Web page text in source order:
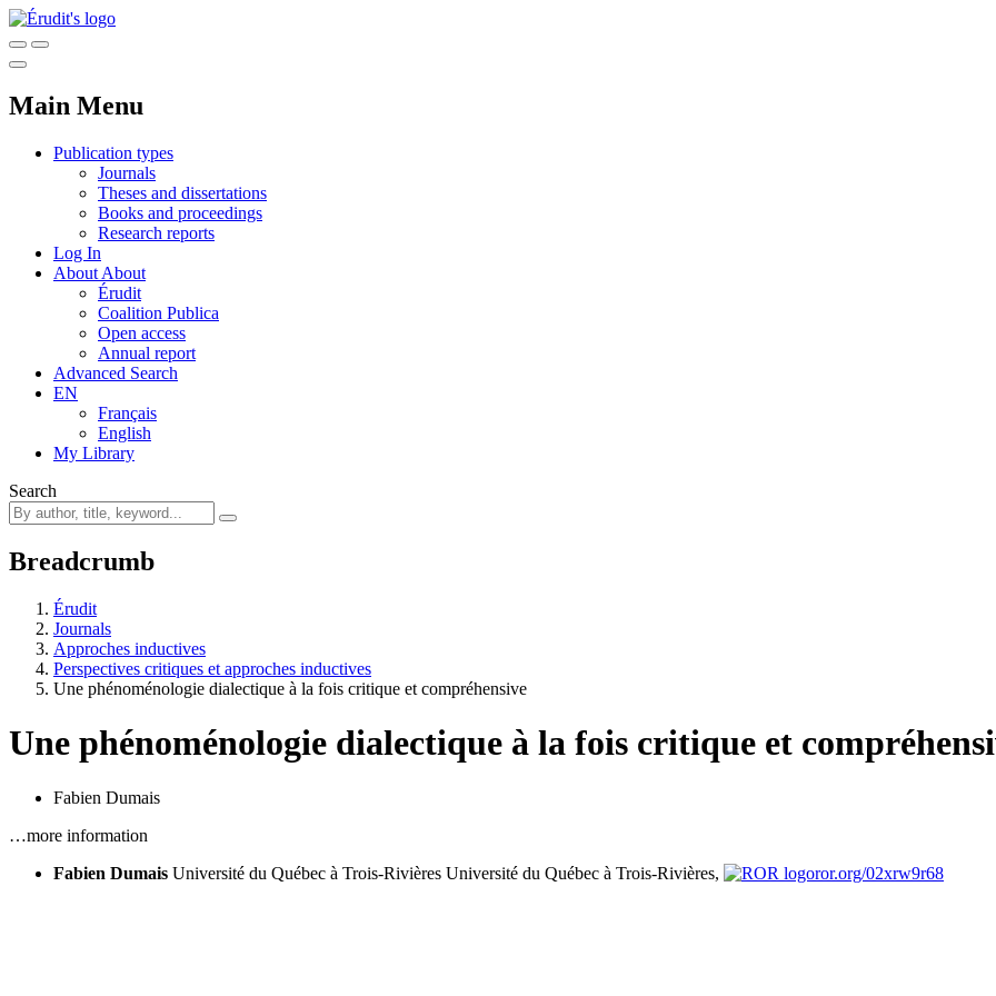
Main Menu
Publication types
Journals
Theses and dissertations
Books and proceedings
Research reports
Log In
About About
Érudit
Coalition Publica
Open access
Annual report
Advanced Search
EN
Français
English
My Library
Search
Breadcrumb
Érudit
Journals
Approches inductives
Perspectives critiques et approches inductives
Une phénoménologie dialectique à la fois critique et compréhensive
Une phénoménologie dialectique à la fois critique et
Fabien Dumais
…more information
Fabien Dumais Université du Québec à Trois-Rivières Université du Québec à Trois-Rivières, ror.org/02xrw9r68